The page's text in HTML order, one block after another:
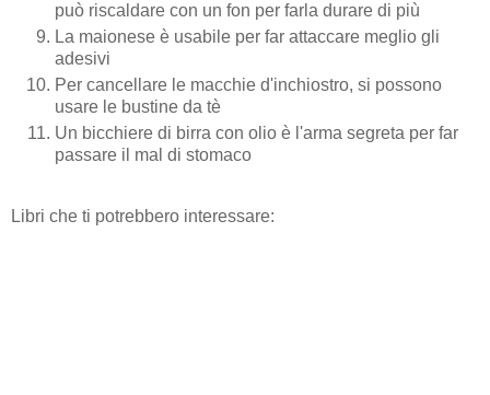
può riscaldare con un fon per farla durare di più
La maionese è usabile per far attaccare meglio gli
adesivi
Per cancellare le macchie d'inchiostro, si possono
usare le bustine da tè
Un bicchiere di birra con olio è l'arma segreta per far
passare il mal di stomaco
Libri che ti potrebbero interessare: